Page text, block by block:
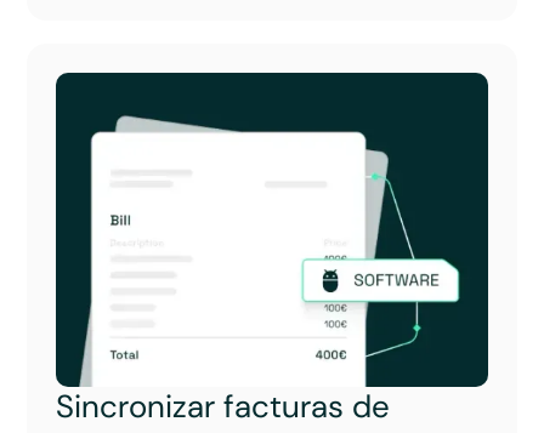
Sincronizar facturas de